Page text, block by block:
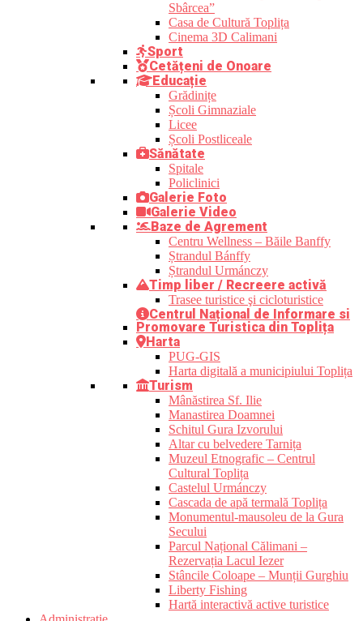
Sbârcea”
Casa de Cultură Toplița
Cinema 3D Calimani
Sport
Cetățeni de Onoare
Educație
Grădinițe
Școli Gimnaziale
Licee
Școli Postliceale
Sănătate
Spitale
Policlinici
Galerie Foto
Galerie Video
Baze de Agrement
Centru Wellness – Băile Banffy
Ștrandul Bánffy
Ștrandul Urmánczy
Timp liber / Recreere activă
Trasee turistice şi cicloturistice
Centrul Național de Informare si
Promovare Turistica din Toplița
Harta
PUG-GIS
Harta digitală a municipiului Toplița
Turism
Mânăstirea Sf. Ilie
Manastirea Doamnei
Schitul Gura Izvorului
Altar cu belvedere Tarnița
Muzeul Etnografic – Centrul
Cultural Toplița
Castelul Urmánczy
Cascada de apă termală Toplița
Monumentul-mausoleu de la Gura
Secului
Parcul Național Călimani –
Rezervația Lacul Iezer
Stâncile Coloape – Munții Gurghiu
Liberty Fishing
Hartă interactivă active turistice